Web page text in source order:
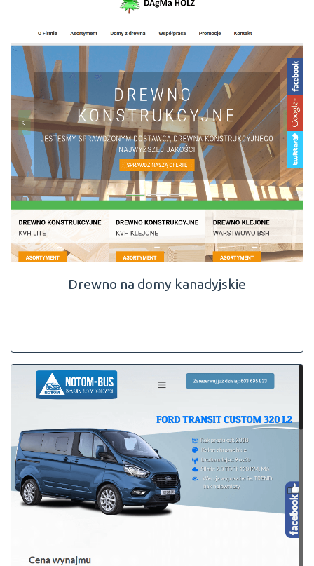
Drewno na domy kanadyjskie